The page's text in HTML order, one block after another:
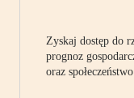
Zyskaj dostęp do
prognoz
oraz